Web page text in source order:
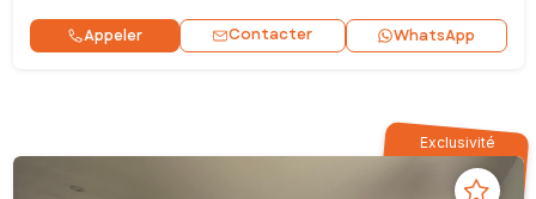
Appeler Contacter WhatsApp
Exclusivité